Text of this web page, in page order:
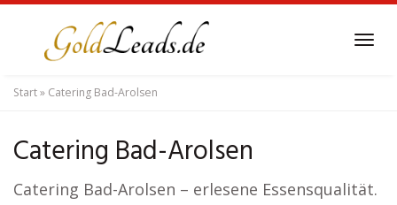
content
Start» Catering Bad-Arolsen
Catering Bad-Arolsen
Catering Bad-Arolsen – erlesene Essensqualität.